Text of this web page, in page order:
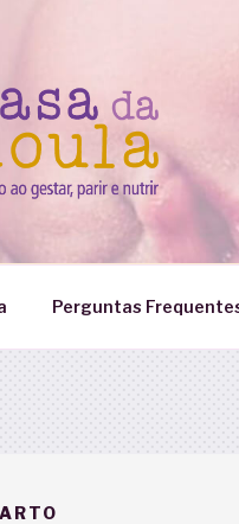
Perguntas